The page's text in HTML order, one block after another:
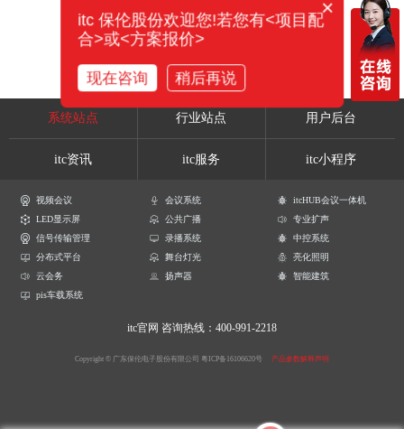
系统站点 行业站点 用户后台
itc资讯 itc服务 itc小程序
视频会议 会议系统
itcHUB会议一体机
LED显示屏
公共广播
专业扩声
信号传输管理
录播系统
中控系统
分布式平台
舞台灯光
亮化照明
云会务
扬声器
智能建筑
pis车载系统
itc官网 咨询热线：400-991-2218
Copyright © 广东保伦电子股份有限公司 粤ICP备16106620号 产品参数解释声明
×
itc 保伦股份欢迎您!若您有<项目配
合>或<方案报价>
现在咨询 稍后再说